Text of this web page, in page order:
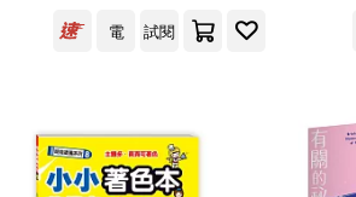
胡妙芬(2)
Warner Classics(2)
上海譯文出版社(2)
電
試閱